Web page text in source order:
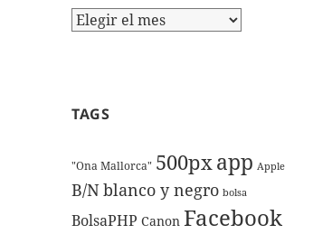
Archivos
TAGS
"Ona Mallorca" 500pxapp Apple
B/Nblanco y negro bolsa
BolsaPHP Canon Facebook